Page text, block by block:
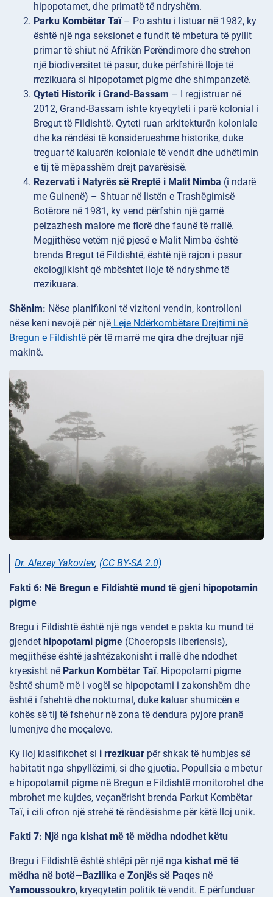
hipopotamet, dhe primatë të ndryshëm.
Parku Kombëtar Taï– Po ashtu i listuar në 1982, ky
është një nga seksionet e fundit të mbetura të pyllit
primar të shiut në Afrikën Perëndimore dhe strehon
një biodiversitet të pasur, duke përfshirë lloje të
rrezikuara si hipopotamet pigme dhe shimpanzetë.
Qyteti Historik i Grand-Bassam – I regjistruar në
2012, Grand-Bassam ishte kryeqyteti i parë kolonial i
Bregut të Fildishtë. Qyteti ruan arkitekturën koloniale
dhe ka rëndësi të konsiderueshme historike, duke
treguar të kaluarën koloniale të vendit dhe udhëtimin
e tij të mëpasshëm drejt pavarësisë.
Rezervati i Natyrës së Rreptë i Malit Nimba (i ndarë
me Guinenë) – Shtuar në listën e Trashëgimisë
Botërore në 1981, ky vend përfshin një gamë
peizazhesh malore me florë dhe faunë të rrallë.
Megjithëse vetëm një pjesë e Malit Nimba është
brenda Bregut të Fildishtë, është një rajon i pasur
ekologjikisht që mbështet lloje të ndryshme të
rrezikuara.
Shënim: Nëse planifikoni të vizitoni vendin, kontrolloni
nëse keni nevojë për një Leje Ndërkombëtare Drejtimi në
Bregun e Fildishtë për të marrë me qira dhe drejtuar një
makinë.
Dr. Alexey Yakovlev, (CC BY-SA 2.0)
Fakti 6: Në Bregun e Fildishtë mund të gjeni hipopotamin
pigme
Bregu i Fildishtë është një nga vendet e pakta ku mund të
gjendet hipopotami pigme (Choeropsis liberiensis),
megjithëse është jashtëzakonisht i rrallë dhe ndodhet
kryesisht në Parkun Kombëtar Taï. Hipopotami pigme
është shumë më i vogël se hipopotami i zakonshëm dhe
është i fshehtë dhe nokturnal, duke kaluar shumicën e
kohës së tij të fshehur në zona të dendura pyjore pranë
lumenjve dhe moçaleve.
Ky lloj klasifikohet si i rrezikuar për shkak të humbjes së
habitatit nga shpyllëzimi, si dhe gjuetia. Popullsia e mbetur
e hipopotamit pigme në Bregun e Fildishtë monitorohet dhe
mbrohet me kujdes, veçanërisht brenda Parkut Kombëtar
Taï, i cili ofron një strehë të rëndësishme për këtë lloj unik.
Fakti 7: Një nga kishat më të mëdha ndodhet këtu
Bregu i Fildishtë është shtëpi për një nga kishat më të
mëdha në botë—Bazilika e Zonjës së Paqes në
Yamoussoukro, kryeqytetin politik të vendit. E përfunduar